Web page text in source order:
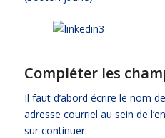
Compléter les
Il faut d’abord écrire le nom
adresse courriel au sein de
sur continuer.